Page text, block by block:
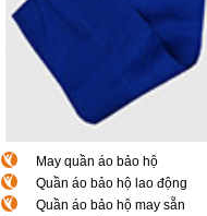
May quần áo bảo hộ
Quần áo bảo hộ lao động
Quần áo bảo hộ may sẵn